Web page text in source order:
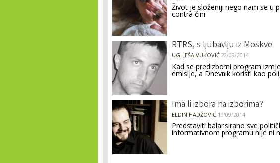
Život je složeniji nego nam se u
contra čini.
RTRS, s ljubavlju iz Moskve
UGLJEŠA VUKOVIĆ 22/09/2014
Kad se predizborni program
emisije, a Dnevnik koristi kao
Ima li izbora na izborima?
ELDIN HADŽOVIĆ 19/09/2014
Predstaviti balansirano sve
informativnom programu nije ni